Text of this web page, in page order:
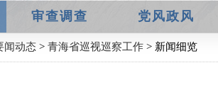
审查调查 党风政风
闻动态 > 青海省巡视巡察工作 > 新闻细览